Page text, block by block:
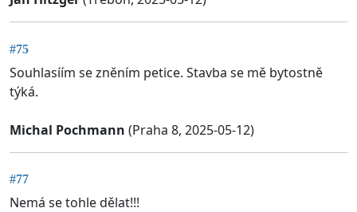
#75
Souhlasíím se zněním petice. Stavba se mě bytostně
týká.
Michal Pochmann (Praha 8, 2025-05-12)
#77
Nemá se tohle dělat!!!